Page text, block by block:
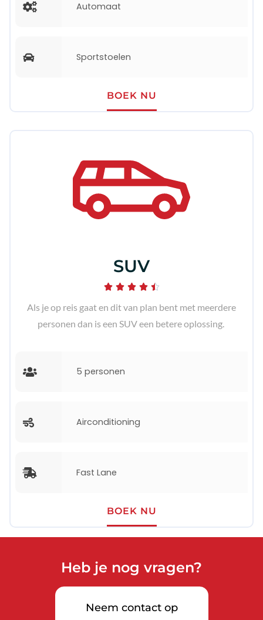
Automaat
Sportstoelen
BOEK NU
SUV
    
Als je op reis gaat en dit van plan bent met meerdere
personen dan is een SUV een betere oplossing.
5 personen
Airconditioning
Fast Lane
BOEK NU
Heb je nog vragen?
Neem contact op